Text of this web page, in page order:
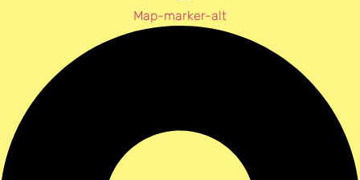
Map-marker-alt